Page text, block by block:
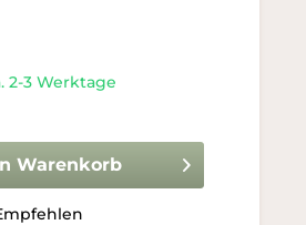
2-3 Werktage
Warenkorb